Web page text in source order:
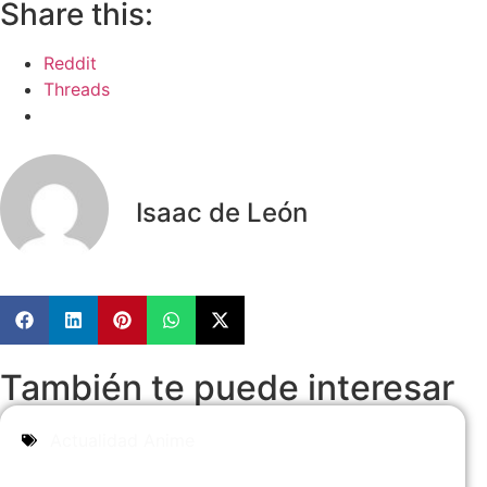
Share this:
Reddit
Threads
Isaac de León
También te puede interesar